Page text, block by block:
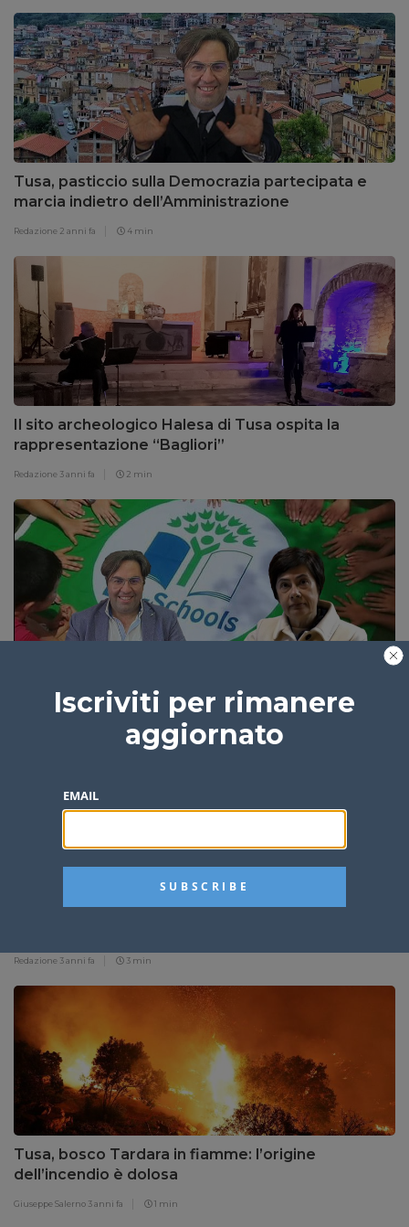
Tusa, pasticcio sulla Democrazia partecipata e
marcia indietro dell’Amministrazione
Redazione 2 anni fa 4 min
Il sito archeologico Halesa di Tusa ospita la
rappresentazione “Bagliori”
Redazione 3 anni fa 2 min
ottiene la Bandiera verde
Tusa, un susseguirsi di eventi contro i
Redazione 3 anni fa 3 min
Tusa, bosco Tardara in fiamme: l’origine
dell’incendio è dolosa
Giuseppe Salerno 3 anni fa 1 min
Iscriviti per rimanere
aggiornato
EMAIL